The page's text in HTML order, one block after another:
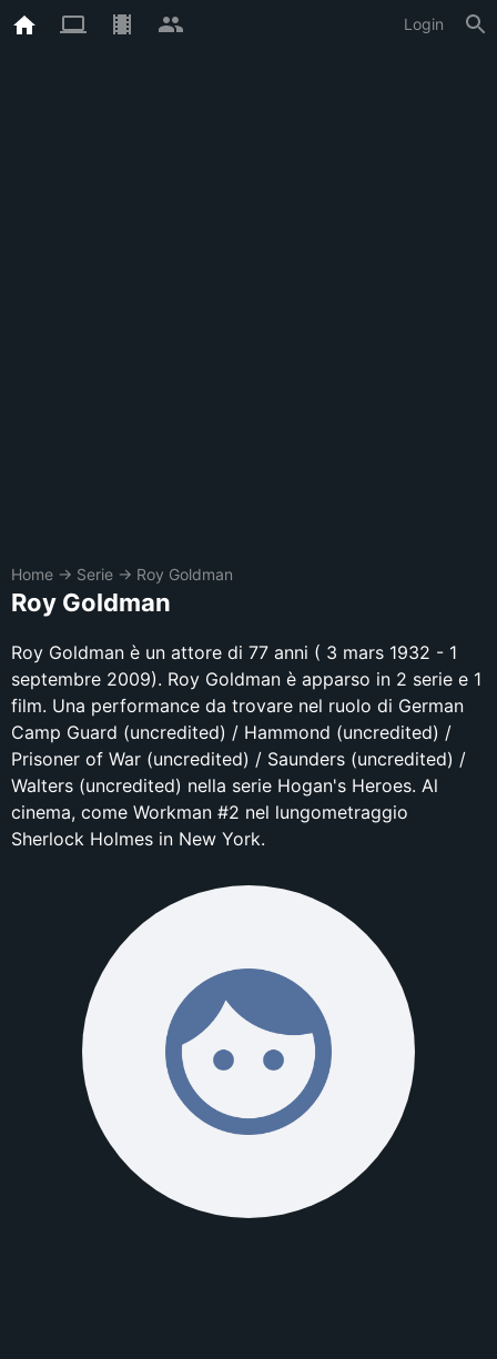
Login
Home → Serie → Roy Goldman
Roy Goldman
Roy Goldman è un attore di 77 anni ( 3 mars 1932 - 1
septembre 2009). Roy Goldman è apparso in 2 serie e 1
film. Una performance da trovare nel ruolo di German
Camp Guard (uncredited) / Hammond (uncredited) /
Prisoner of War (uncredited) / Saunders (uncredited) /
Walters (uncredited) nella serie Hogan's Heroes. Al
cinema, come Workman #2 nel lungometraggio
Sherlock Holmes in New York.